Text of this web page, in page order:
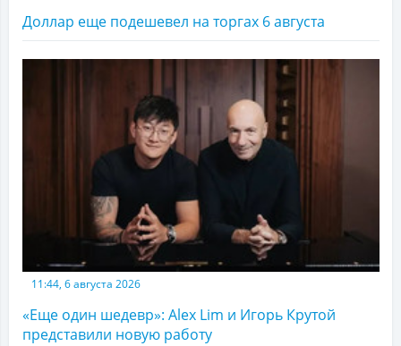
Доллар еще подешевел на торгах 6 августа
11:44, 6 августа 2026
«Еще один шедевр»: Alex Lim и Игорь Крутой
представили новую работу